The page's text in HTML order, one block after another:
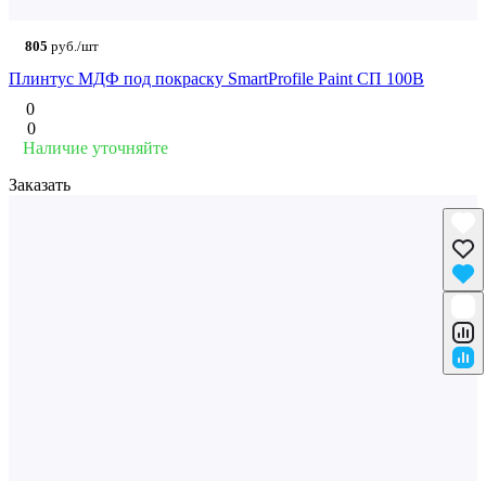
805 руб./шт
Плинтус МДФ под покраску SmartProfile Paint СП 100B
0
0
Наличие уточняйте
Заказать